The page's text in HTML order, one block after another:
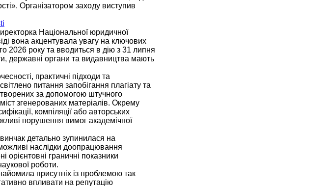
Організатором заходу виступив
Національної юридичної
вона акцентувала увагу на ключових
2026 року та вводиться в дію з 31 липня
державні органи та видавництва мають
практичні підходи та
питання запобігання плагіату та
за допомогою штучного
згенерованих матеріалів. Окрему
компіляції або авторських
порушення вимог академічної
детально зупинилася на
наслідки доопрацювання
граничні показники
роботи.
присутніх із проблемою так
впливати на репутацію